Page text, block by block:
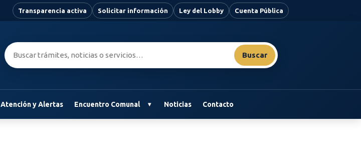
Transparencia activa Solicitar información Ley del Lobby Cuenta Pública
Buscar:
Buscar
Atención y Alertas Encuentro Comunal Noticias Contacto